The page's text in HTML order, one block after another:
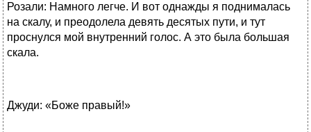
Розали: Намного легче. И вот однажды я поднималась
на скалу, и преодолела девять десятых пути, и тут
проснулся мой внутренний голос. А это была большая
скала.
Джуди: «Боже правый!»